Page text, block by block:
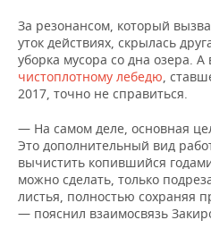
За резонансом, который
уток действиях, скрылась
уборка мусора со дна озера. А
чистоплотному лебедю,
2017, точно не справиться.
— На самом деле, основная
Это дополнительный вид
вычистить копившийся
можно сделать, только
листья, полностью сохраняя
— пояснил взаимосвязь